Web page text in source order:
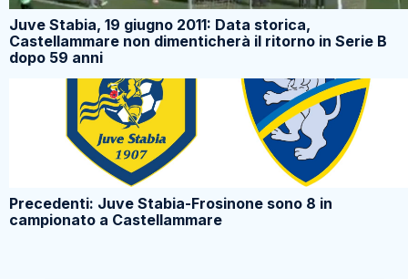
Juve Stabia, 19 giugno 2011: Data storica,
Castellammare non dimenticherà il ritorno in Serie B
dopo 59 anni
Precedenti: Juve Stabia-Frosinone sono 8 in
campionato a Castellammare